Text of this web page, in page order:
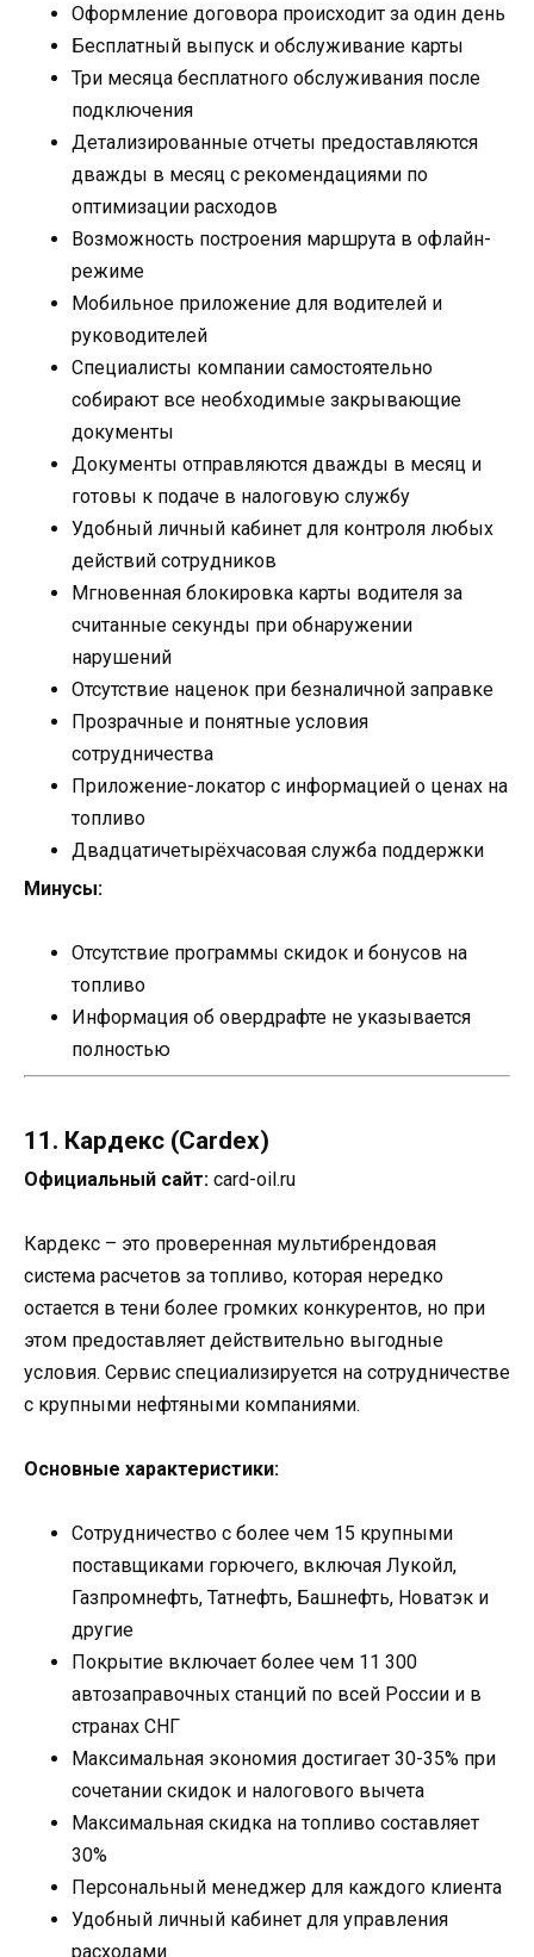
Оформление договора происходит за один день
Бесплатный выпуск и обслуживание карты
Три месяца бесплатного обслуживания после
подключения
Детализированные отчеты предоставляются
дважды в месяц с рекомендациями по
оптимизации расходов
Возможность построения маршрута в офлайн-
режиме
Мобильное приложение для водителей и
руководителей
Специалисты компании самостоятельно
собирают все необходимые закрывающие
документы
Документы отправляются дважды в месяц и
готовы к подаче в налоговую службу
Удобный личный кабинет для контроля любых
действий сотрудников
Мгновенная блокировка карты водителя за
считанные секунды при обнаружении
нарушений
Отсутствие наценок при безналичной заправке
Прозрачные и понятные условия
сотрудничества
Приложение-локатор с информацией о ценах на
топливо
Двадцатичетырёхчасовая служба поддержки
Минусы:
Отсутствие программы скидок и бонусов на
топливо
Информация об овердрафте не указывается
полностью
11. Кардекс (Cardex)
Официальный сайт: card-oil.ru
Кардекс – это проверенная мультибрендовая
система расчетов за топливо, которая нередко
остается в тени более громких конкурентов, но при
этом предоставляет действительно выгодные
условия. Сервис специализируется на сотрудничестве
с крупными нефтяными компаниями.
Основные характеристики:
Сотрудничество с более чем 15 крупными
поставщиками горючего, включая Лукойл,
Газпромнефть, Татнефть, Башнефть, Новатэк и
другие
Покрытие включает более чем 11 300
автозаправочных станций по всей России и в
странах СНГ
Максимальная экономия достигает 30-35% при
сочетании скидок и налогового вычета
Максимальная скидка на топливо составляет
30%
Персональный менеджер для каждого клиента
Удобный личный кабинет для управления
расходами